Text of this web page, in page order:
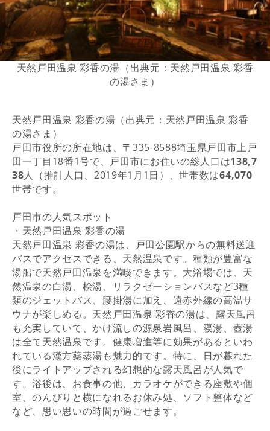
天然戸田温泉 彩香の湯（出典元：天然戸田温泉 彩香
の湯さま）
天然戸田温泉 彩香の湯（出典元：天然戸田温泉 彩香
の湯さま）
戸田市役所の所在地は、〒335-8588埼玉県戸田市上戸
田一丁目18番1号で、戸田市にお住いの総人口は138,7
38人（推計人口、2019年1月1日）、世帯数は64,070
世帯です。
戸田市の人気スポット
・天然戸田温泉 彩香の湯
天然戸田温泉 彩香の湯は、戸田公園駅からの無料送迎
バスでアクセスできる、天然温泉です。種類が豊富な
湯船で天然戸田温泉を満喫できます。大浴場では、天
然温泉の白湯、桧湯、リラクゼーションバスなど3種
類のジェットバス、腰掛湯に加え、遠赤外線の高温サ
ウナが楽しめる。天然戸田温泉 彩香の湯は、露天風呂
も充実していて、かけ流しの源泉岩風呂、寝湯、壺湯
は全て天然温泉です。健康増進等に効果があるといわ
れている漢方薬蒸湯も魅力的です。特に、日が暮れた
後にライトアップされる幻想的な露天風呂が人気で
す。浴後は、お食事の他、カラオケができる座敷や個
室、のんびりと横になれるお休み処、ソフト整体など
など、思い思いの時間が過ごせます。